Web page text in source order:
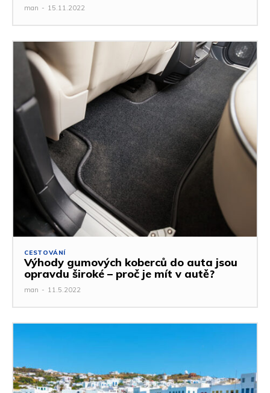
man - 15.11.2022
CESTOVÁNÍ
Výhody gumových koberců do auta jsou
opravdu široké – proč je mít v autě?
man - 11.5.2022